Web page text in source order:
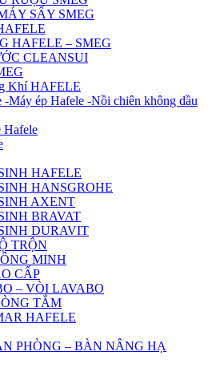
SẤY SMEG
HAFELE – SMEG
CLEANSUI
Khí HAFELE
Máy ép Hafele -Nồi chiên không dầu
Hafele
HAFELE
HANSGROHE
AXENT
BRAVAT
DURAVIT
TRỘN
MINH
CẤP
– VÒI LAVABO
TẮM
HAFELE
PHÒNG – BÀN NÂNG HẠ